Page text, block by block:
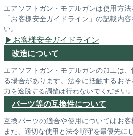
エアソフトガン・モデルガンは使用方法
「お客様安全ガイドライン」の記載内
い。
お客様安全ガイドライン
改造について
エアソフトガン・モデルガンの加工は
る場合があります。法令に抵触するお
力を逸脱する調整は行わないでください。
パーツ等の互換性について
互換パーツの適合や使用についてはお客
また、適切な使用と法令順守を最優先に